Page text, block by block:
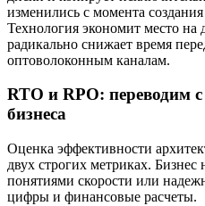
изменились с момента
Технология экономит место на
радикально снижает время
оптоволоконным каналам.
RTO и RPO: переводим
бизнеса
Оценка эффективности
двух строгих метриках.
понятиями скорости или
цифры и финансовые расчеты.